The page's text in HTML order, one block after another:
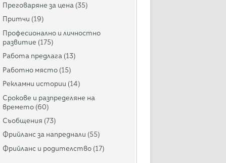
Преговаряне за цена (35)
Притчи (19)
Професионално и личностно
развитие (175)
Работа предлага (13)
Работно място (15)
Рекламни истории (14)
Срокове и разпределяне на
времето (60)
Съобщения (73)
Фрийланс за напреднали (55)
Фрийланс и родителство (17)